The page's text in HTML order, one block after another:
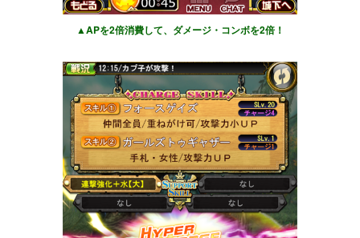
▲APを2倍消費して、ダメージ・コンボを2倍！